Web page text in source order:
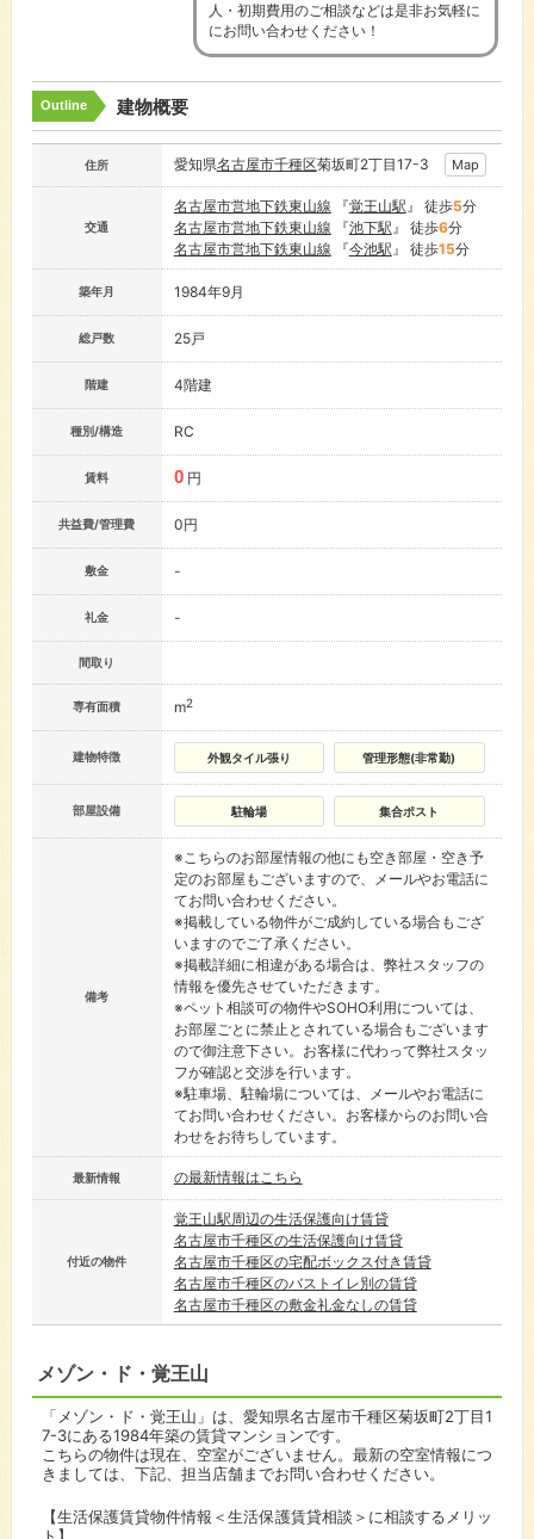
人・初期費用のご相談などは是非お気軽に
にお問い合わせください！
Outline 建物概要
住所 愛知県名古屋市千種区菊坂町2丁目17-3 Map
交通
名古屋市営地下鉄東山線 『覚王山駅』 徒歩5分
名古屋市営地下鉄東山線 『池下駅』 徒歩6分
名古屋市営地下鉄東山線 『今池駅』 徒歩15分
築年月 1984年9月
総戸数 25戸
階建 4階建
種別/構造 RC
賃料 0 円
共益費/管理費 0円
敷金 -
礼金 -
間取り
専有面積 m2
建物特徴 外観タイル張り 管理形態(非常勤)
部屋設備 駐輪場 集合ポスト
備考
※こちらのお部屋情報の他にも空き部屋・空き予
定のお部屋もございますので、メールやお電話に
てお問い合わせください。
※掲載している物件がご成約している場合もござ
いますのでご了承ください。
※掲載詳細に相違がある場合は、弊社スタッフの
情報を優先させていただきます。
※ペット相談可の物件やSOHO利用については、
お部屋ごとに禁止とされている場合もございます
ので御注意下さい。お客様に代わって弊社スタッ
フが確認と交渉を行います。
※駐車場、駐輪場については、メールやお電話に
てお問い合わせください。お客様からのお問い合
わせをお待ちしています。
最新情報 の最新情報はこちら
付近の物件
覚王山駅周辺の生活保護向け賃貸
名古屋市千種区の生活保護向け賃貸
名古屋市千種区の宅配ボックス付き賃貸
名古屋市千種区のバストイレ別の賃貸
名古屋市千種区の敷金礼金なしの賃貸
メゾン・ド・覚王山
「メゾン・ド・覚王山」は、愛知県名古屋市千種区菊坂町2丁目1
7-3にある1984年築の賃貸マンションです。
こちらの物件は現在、空室がございません。最新の空室情報につ
きましては、下記、担当店舗までお問い合わせください。
【生活保護賃貸物件情報＜生活保護賃貸相談＞に相談するメリッ